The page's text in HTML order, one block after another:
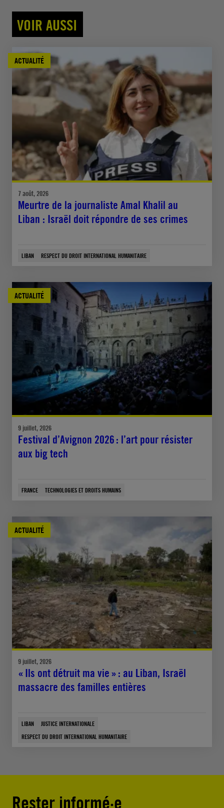
VOIR AUSSI
ACTUALITÉ
7 août, 2026
Meurtre de la journaliste Amal Khalil au
Liban : Israël doit répondre de ses crimes
LIBAN RESPECT DU DROIT INTERNATIONAL HUMANITAIRE
ACTUALITÉ
9 juillet, 2026
Festival d’Avignon 2026 : l’art pour résister
aux big tech
FRANCE TECHNOLOGIES ET DROITS HUMAINS
ACTUALITÉ
9 juillet, 2026
« Ils ont détruit ma vie » : au Liban, Israël
massacre des familles entières
LIBAN
JUSTICE INTERNATIONALE
RESPECT DU DROIT INTERNATIONAL HUMANITAIRE
Rester informé·e